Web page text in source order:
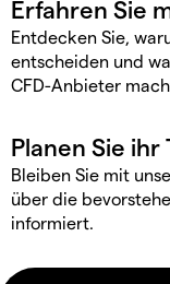
Entdecken Sie,
entscheiden und
CFD-Anbieter
Bleiben Sie mit
über die
informiert.